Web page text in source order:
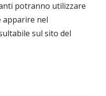
potranno utilizzare
apparire nel
sul sito del